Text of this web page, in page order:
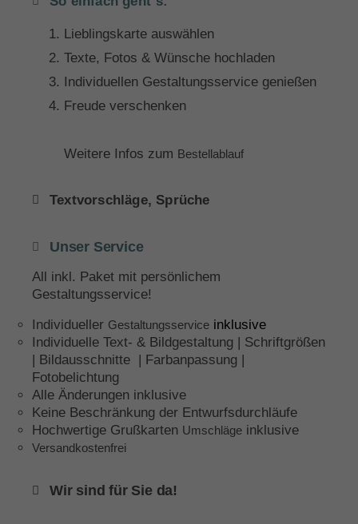
Lieblingskarte auswählen
Texte, Fotos & Wünsche hochladen
Individuellen Gestaltungsservice genießen
Freude verschenken
Weitere Infos zum Bestellablauf
Textvorschläge, Sprüche
Unser Service
All inkl. Paket mit persönlichem
Gestaltungsservice!
Individueller Gestaltungsservice inklusive
Individuelle Text- & Bildgestaltung | Schriftgrößen
| Bildausschnitte | Farbanpassung |
Fotobelichtung
Alle Änderungen inklusive
Keine Beschränkung der Entwurfsdurchläufe
Hochwertige Grußkarten Umschläge inklusive
Versandkostenfrei
Wir sind für Sie da!